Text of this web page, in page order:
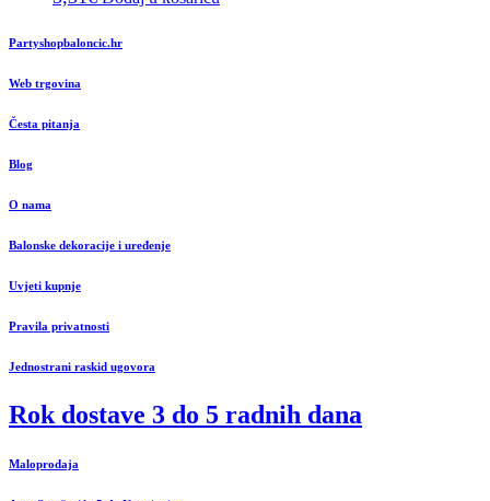
Partyshopbaloncic.hr
Web trgovina
Česta pitanja
Blog
O nama
Balonske dekoracije i uređenje
Uvjeti kupnje
Pravila privatnosti
Jednostrani raskid ugovora
Rok dostave 3 do 5 radnih dana
Maloprodaja